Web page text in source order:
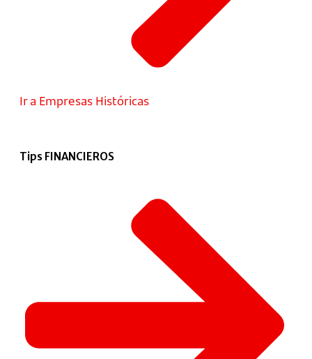
Ir a Empresas Históricas
Tips FINANCIEROS